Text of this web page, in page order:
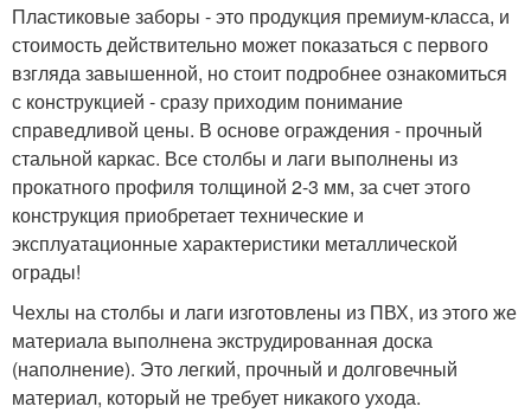
Пластиковые заборы - это продукция премиум-класса, и
стоимость действительно может показаться с первого
взгляда завышенной, но стоит подробнее ознакомиться
с конструкцией - сразу приходим понимание
справедливой цены. В основе ограждения - прочный
стальной каркас. Все столбы и лаги выполнены из
прокатного профиля толщиной 2-3 мм, за счет этого
конструкция приобретает технические и
эксплуатационные характеристики металлической
ограды!
Чехлы на столбы и лаги изготовлены из ПВХ, из этого же
материала выполнена экструдированная доска
(наполнение). Это легкий, прочный и долговечный
материал, который не требует никакого ухода.